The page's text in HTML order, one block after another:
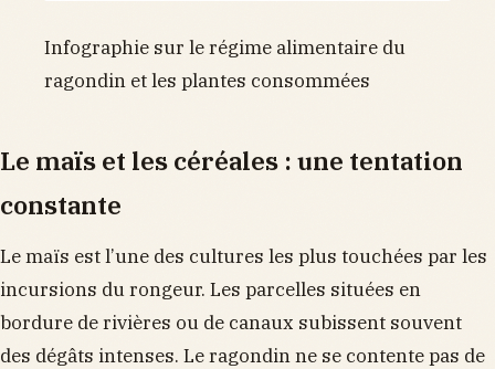
Infographie sur le régime alimentaire du
ragondin et les plantes consommées
Le maïs et les céréales : une tentation
constante
Le maïs est l’une des cultures les plus touchées par les
incursions du rongeur. Les parcelles situées en
bordure de rivières ou de canaux subissent souvent
des dégâts intenses. Le ragondin ne se contente pas de